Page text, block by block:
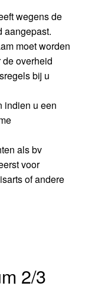
wegens de
aangepast.
moet worden
overheid
bij u
indien u een
als bv
voor
of andere
2/3